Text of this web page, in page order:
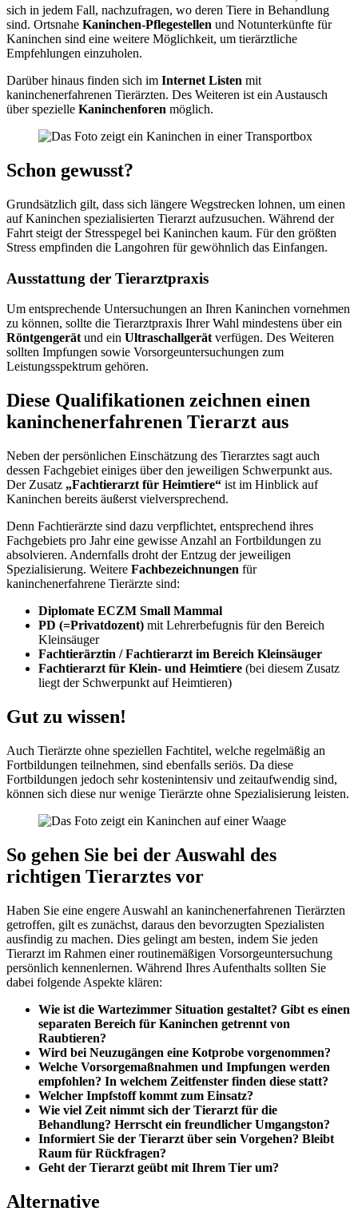
sich in jedem Fall, nachzufragen, wo deren Tiere in Behandlung
sind. Ortsnahe Kaninchen-Pflegestellen und Notunterkünfte für
Kaninchen sind eine weitere Möglichkeit, um tierärztliche
Empfehlungen einzuholen.
Darüber hinaus finden sich im Internet Listen mit
kaninchenerfahrenen Tierärzten. Des Weiteren ist ein Austausch
über spezielle Kaninchenforen möglich.
Schon gewusst?
Grundsätzlich gilt, dass sich längere Wegstrecken lohnen, um einen
auf Kaninchen spezialisierten Tierarzt aufzusuchen. Während der
Fahrt steigt der Stresspegel bei Kaninchen kaum. Für den größten
Stress empfinden die Langohren für gewöhnlich das Einfangen.
Ausstattung der Tierarztpraxis
Um entsprechende Untersuchungen an Ihren Kaninchen vornehmen
zu können, sollte die Tierarztpraxis Ihrer Wahl mindestens über ein
Röntgengerätund ein Ultraschallgerätverfügen. Des Weiteren
sollten Impfungen sowie Vorsorgeuntersuchungen zum
Leistungsspektrum gehören.
Diese Qualifikationen zeichnen einen
kaninchenerfahrenen Tierarzt aus
Neben der persönlichen Einschätzung des Tierarztes sagt auch
dessen Fachgebiet einiges über den jeweiligen Schwerpunkt aus.
Der Zusatz „Fachtierarzt für Heimtiere“ ist im Hinblick auf
Kaninchen bereits äußerst vielversprechend.
Denn Fachtierärzte sind dazu verpflichtet, entsprechend ihres
Fachgebiets pro Jahr eine gewisse Anzahl an Fortbildungen zu
absolvieren. Andernfalls droht der Entzug der jeweiligen
Spezialisierung. Weitere Fachbezeichnungen für
kaninchenerfahrene Tierärzte sind:
Diplomate ECZM Small Mammal
PD (=Privatdozent) mit Lehrerbefugnis für den Bereich
Kleinsäuger
Fachtierärztin / Fachtierarzt im Bereich Kleinsäuger
Fachtierarzt für Klein- und Heimtiere (bei diesem Zusatz
liegt der Schwerpunkt auf Heimtieren)
Gut zu wissen!
Auch Tierärzte ohne speziellen Fachtitel, welche regelmäßig an
Fortbildungen teilnehmen, sind ebenfalls seriös. Da diese
Fortbildungen jedoch sehr kostenintensiv und zeitaufwendig sind,
können sich diese nur wenige Tierärzte ohne Spezialisierung leisten.
So gehen Sie bei der Auswahl des
richtigen Tierarztes vor
Haben Sie eine engere Auswahl an kaninchenerfahrenen Tierärzten
getroffen, gilt es zunächst, daraus den bevorzugten Spezialisten
ausfindig zu machen. Dies gelingt am besten, indem Sie jeden
Tierarzt im Rahmen einer routinemäßigen Vorsorgeuntersuchung
persönlich kennenlernen. Während Ihres Aufenthalts sollten Sie
dabei folgende Aspekte klären:
Wie ist die Wartezimmer Situation gestaltet? Gibt es einen
separaten Bereich für Kaninchen getrennt von
Raubtieren?
Wird bei Neuzugängen eine Kotprobe vorgenommen?
Welche Vorsorgemaßnahmen und Impfungen werden
empfohlen? In welchem Zeitfenster finden diese statt?
Welcher Impfstoff kommt zum Einsatz?
Wie viel Zeit nimmt sich der Tierarzt für die
Behandlung? Herrscht ein freundlicher Umgangston?
Informiert Sie der Tierarzt über sein Vorgehen? Bleibt
Raum für Rückfragen?
Geht der Tierarzt geübt mit Ihrem Tier um?
Alternative